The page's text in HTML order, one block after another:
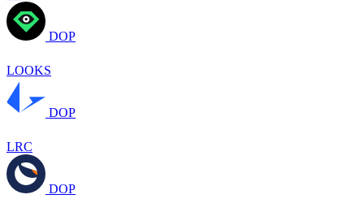
DOP
LOOKS
DOP
LRC
DOP